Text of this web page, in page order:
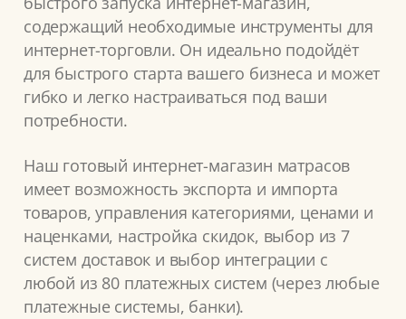
содержащий необходимые инструменты для
интернет-торговли. Он идеально подойдёт
для быстрого старта вашего бизнеса и может
гибко и легко настраиваться под ваши
потребности.
Наш готовый интернет-магазин матрасов
имеет возможность экспорта и импорта
товаров, управления категориями, ценами и
наценками, настройка скидок, выбор из 7
систем доставок и выбор интеграции с
любой из 80 платежных систем (через любые
платежные системы, банки).